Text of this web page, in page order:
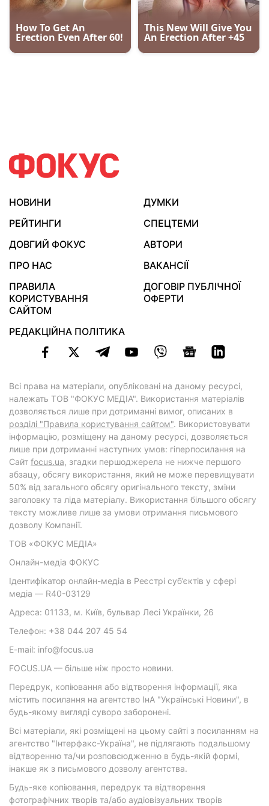
НОВИНИ
ДУМКИ
РЕЙТИНГИ
СПЕЦТЕМИ
ДОВГИЙ ФОКУС
АВТОРИ
ПРО НАС
ВАКАНСІЇ
ПРАВИЛА
КОРИСТУВАННЯ
САЙТОМ
ДОГОВІР ПУБЛІЧНОЇ
ОФЕРТИ
РЕДАКЦІЙНА ПОЛІТИКА
Всі права на матеріали, опубліковані на даному ресурсі,
належать ТОВ "ФОКУС МЕДІА". Використання матеріалів
дозволяється лише при дотриманні вимог, описаних в
розділі "Правила користування сайтом". Використовувати
інформацію, розміщену на даному ресурсі, дозволяється
лише при дотриманні наступних умов: гіперпосилання на
Cайт focus.ua, згадки першоджерела не нижче першого
абзацу, обсягу використання, який не може перевищувати
50% від загального обсягу оригінального тексту, зміни
заголовку та ліда матеріалу. Використання більшого обсягу
тексту можливе лише за умови отримання письмового
дозволу Компанії.
ТОВ «ФОКУС МЕДІА»
Онлайн-медіа ФОКУС
Ідентифікатор онлайн-медіа в Реєстрі суб’єктів у сфері
медіа — R40-03129
Адреса: 01133, м. Київ, бульвар Лесі Українки, 26
Телефон: +38 044 207 45 54
E-mail: info@focus.ua
FOCUS.UA — більше ніж просто новини.
Передрук, копіювання або відтворення інформації, яка
містить посилання на агентство ІнА "Українські Новини", в
будь-якому вигляді суворо заборонені.
Всі матеріали, які розміщені на цьому сайті з посиланням на
агентство "Інтерфакс-Україна", не підлягають подальшому
відтворенню та/чи розповсюдженню в будь-якій формі,
інакше як з письмового дозволу агентства.
Будь-яке копіювання, передрук та відтворення
фотографічних творів та/або аудіовізуальних творів